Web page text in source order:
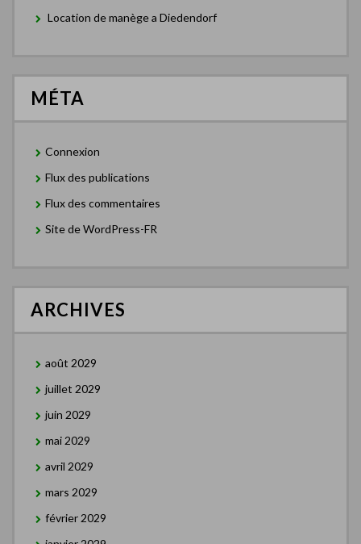
Location de manège a Diedendorf
MÉTA
Connexion
Flux des publications
Flux des commentaires
Site de WordPress-FR
ARCHIVES
août 2029
juillet 2029
juin 2029
mai 2029
avril 2029
mars 2029
février 2029